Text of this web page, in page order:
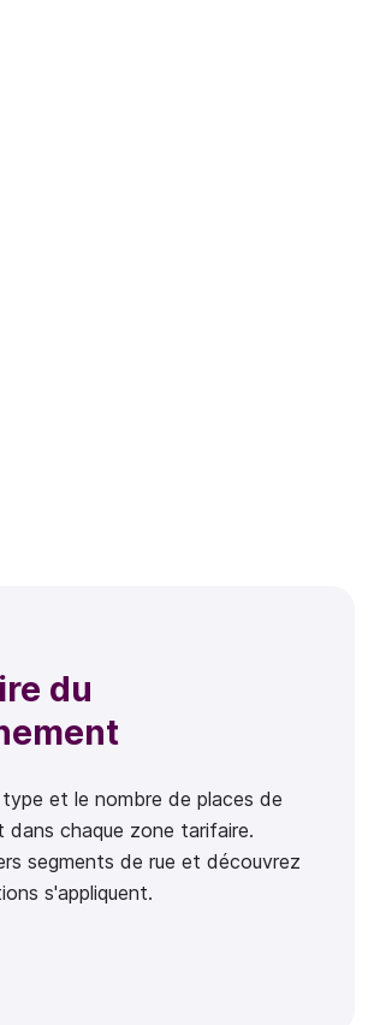
du
et le nombre de places de
dans chaque zone tarifaire.
segments de rue et découvrez
s'appliquent.